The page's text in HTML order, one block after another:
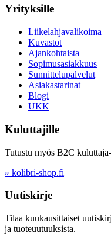
Yrityksille
Liikelahjavalikoima
Kuvastot
Ajankohtaista
Sopimusasiakkuus
Sunnittelupalvelut
Asiakastarinat
Blogi
UKK
Kuluttajille
Tutustu myös B2C
» kolibri-shop.fi
Uutiskirje
Tilaa kuukausittaiset
ja tuoteuutuuksista.